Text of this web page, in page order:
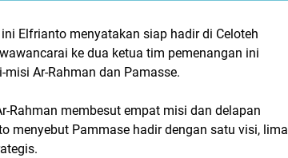
Elfrianto menyatakan siap hadir di Celoteh
ke dua ketua tim pemenangan ini
Ar-Rahman dan Pamasse.
Rahman membesut empat misi dan delapan
menyebut Pammase hadir dengan satu visi, lima